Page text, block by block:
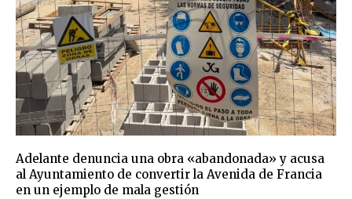
Adelante denuncia una obra «abandonada» y acusa
al Ayuntamiento de convertir la Avenida de Francia
en un ejemplo de mala gestión